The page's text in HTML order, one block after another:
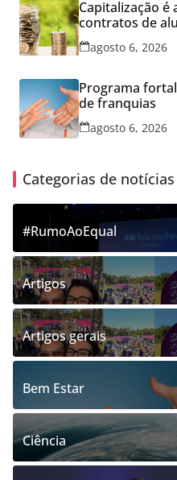
Capitalização
contratos de
agosto 6, 2026
Programa
de franquias
agosto 6, 2026
Categorias de notícias
#RumoAoEqual
Artigos
Artigos gerais
Bem Estar
Ciência